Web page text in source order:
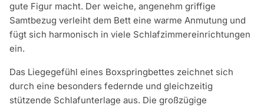
gute Figur macht. Der weiche, angenehm griffige
Samtbezug verleiht dem Bett eine warme Anmutung und
fügt sich harmonisch in viele Schlafzimmereinrichtungen
ein.
Das Liegegefühl eines Boxspringbettes zeichnet sich
durch eine besonders federnde und gleichzeitig
stützende Schlafunterlage aus. Die großzügige